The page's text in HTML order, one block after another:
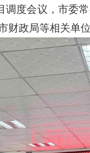
调度会议，市委
政局等相关单